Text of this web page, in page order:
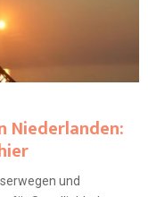
Niederlanden:
und